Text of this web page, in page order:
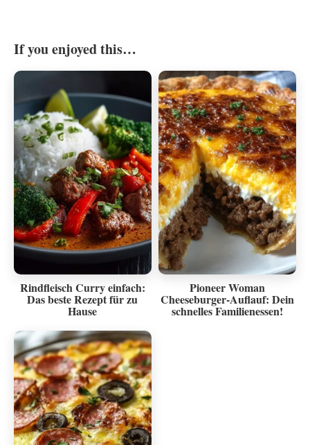
If you enjoyed this…
Rindfleisch Curry einfach:
Das beste Rezept für zu
Hause
Pioneer Woman
Cheeseburger-Auflauf: Dein
schnelles Familienessen!